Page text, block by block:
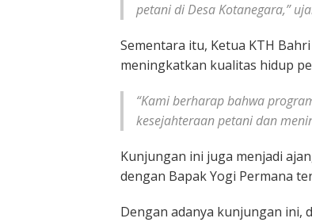
petani di Desa Kotanegara,”
Sementara itu, Ketua KTH
meningkatkan kualitas hidup
“Kami berharap bahwa
kesejahteraan petani dan
Kunjungan ini juga menjadi
dengan Bapak Yogi Permana
Dengan adanya kunjungan ini,